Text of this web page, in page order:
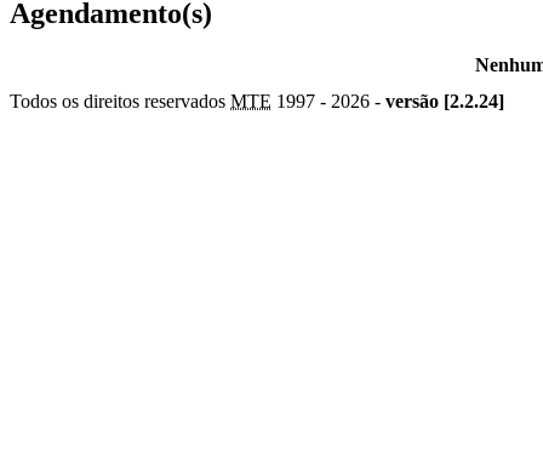
Agendamento(s)
Todos os direitos reservados MTE 1997 - 2026 - versão [2.2.24]